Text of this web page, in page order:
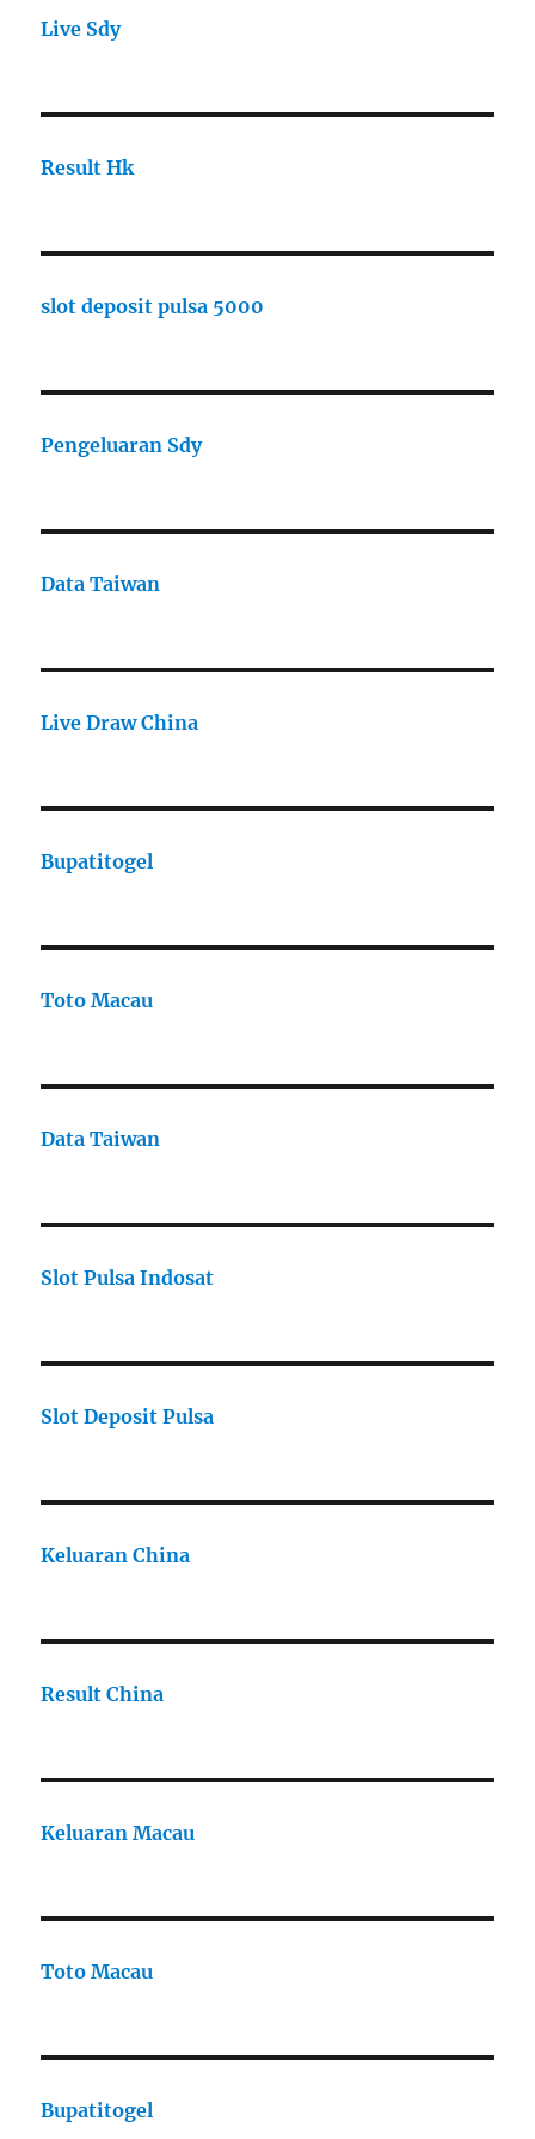
Live Sdy
Result Hk
slot deposit pulsa 5000
Pengeluaran Sdy
Data Taiwan
Live Draw China
Bupatitogel
Toto Macau
Data Taiwan
Slot Pulsa Indosat
Slot Deposit Pulsa
Keluaran China
Result China
Keluaran Macau
Toto Macau
Bupatitogel